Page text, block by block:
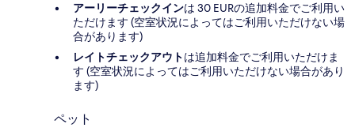
アーリーチェックインは 30 EURの追加料金でご利用い
ただけます (空室状況によってはご利用いただけない場
合があります)
レイトチェックアウトは追加料金でご利用いただけま
す (空室状況によってはご利用いただけない場合があり
ます)
ペット